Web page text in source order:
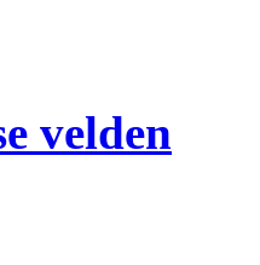
velden